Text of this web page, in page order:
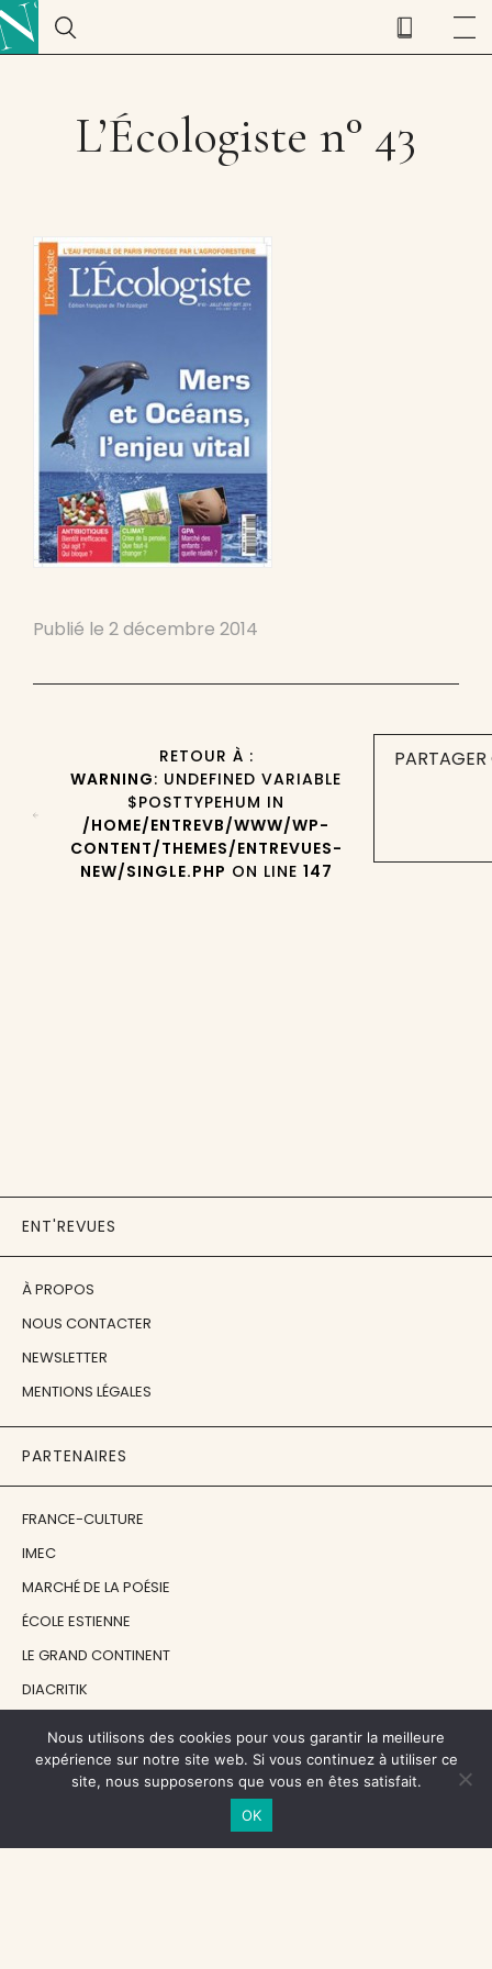
L’Écologiste n° 43
Publié le 2 décembre 2014
RETOUR À :
WARNING: UNDEFINED VARIABLE
$POSTTYPEHUM IN
/HOME/ENTREVB/WWW/WP-
CONTENT/THEMES/ENTREVUES-
NEW/SINGLE.PHP ON LINE 147
ENT'REVUES
À PROPOS
NOUS CONTACTER
NEWSLETTER
MENTIONS LÉGALES
PARTENAIRES
FRANCE-CULTURE
IMEC
MARCHÉ DE LA POÉSIE
ÉCOLE ESTIENNE
LE GRAND CONTINENT
DIACRITIK
NOS SOUTIENS
CENTRE NATIONAL DU LIVRE
Nous utilisons des cookies pour vous garantir la meilleure
expérience sur notre site web. Si vous continuez à utiliser ce
site, nous supposerons que vous en êtes satisfait.
OK